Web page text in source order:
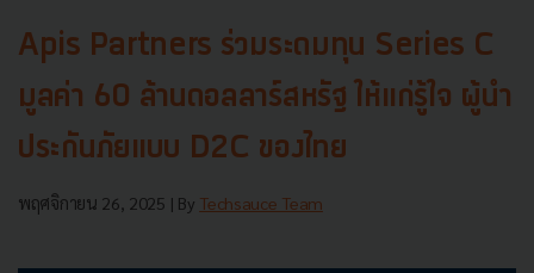
Apis Partners ร่วมระดมทุน Series C
มูลค่า 60 ล้านดอลลาร์สหรัฐ ให้แก่รู้ใจ ผู้นำ
ประกันภัยแบบ D2C ของไทย
พฤศจิกายน 26, 2025 | By Techsauce Team